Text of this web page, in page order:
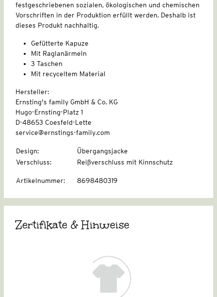
festgeschriebenen sozialen, ökologischen und chemischen
Vorschriften in der Produktion erfüllt werden. Deshalb ist
dieses Produkt nachhaltig.
Gefütterte Kapuze
Mit Raglanärmeln
3 Taschen
Mit recyceltem Material
Hersteller:
Ernsting's family GmbH & Co. KG
Hugo-Ernsting-Platz 1
D-48653 Coesfeld-Lette
service@ernstings-family.com
Design:
Übergangsjacke
Verschluss: Reißverschluss mit Kinnschutz
Artikelnummer: 8698480319
Zertifikate & Hinweise